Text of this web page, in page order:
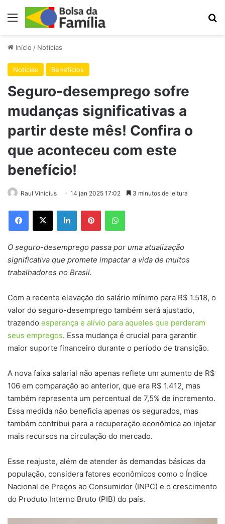
Menu
Início / Notícias
Notícias Benefícios
Seguro-desemprego sofre
mudanças significativas a
partir deste mês! Confira o
que aconteceu com este
benefício!
Raul Vinícius 14 jan 2025 17:02 3 minutos de leitura
Facebook
X LinkedinPinterestWhatsApp
O seguro-desemprego passa por uma atualização
significativa que promete impactar a vida de muitos
trabalhadores no Brasil.
Com a recente elevação do salário mínimo para R$ 1.518, o
valor do seguro-desemprego também será ajustado,
trazendo esperança e alívio para aqueles que perderam
seus empregos. Essa mudança é crucial para garantir
maior suporte financeiro durante o período de transição.
A nova faixa salarial não apenas reflete um aumento de R$
106 em comparação ao anterior, que era R$ 1.412, mas
também representa um percentual de 7,5% de incremento.
Essa medida não beneficia apenas os segurados, mas
também contribui para a recuperação econômica ao injetar
mais recursos na circulação do mercado.
Esse reajuste, além de atender às demandas básicas da
população, considera fatores econômicos como o Índice
Nacional de Preços ao Consumidor (INPC) e o crescimento
do Produto Interno Bruto (PIB) do país.